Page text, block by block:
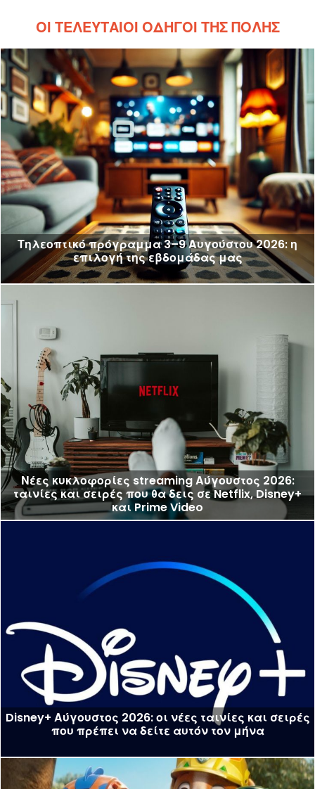
ΟΙ ΤΕΛΕΥΤΑΊΟΙ ΟΔΗΓΟΊ ΤΗΣ ΠΌΛΗΣ
Τηλεοπτικό πρόγραμμα 3–9 Αυγούστου 2026: η
επιλογή της εβδομάδας μας
Νέες κυκλοφορίες streaming Αύγουστος 2026:
ταινίες και σειρές που θα δεις σε Netflix, Disney+
και Prime Video
Disney+ Αύγουστος 2026: οι νέες ταινίες και σειρές
που πρέπει να δείτε αυτόν τον μήνα